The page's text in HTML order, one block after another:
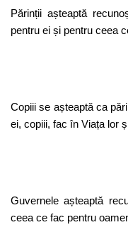
Părinții așteaptă
pentru ei și pentru ceea
Copiii se așteaptă ca
ei, copiii, fac în Viața lor
Guvernele așteaptă
ceea ce fac pentru